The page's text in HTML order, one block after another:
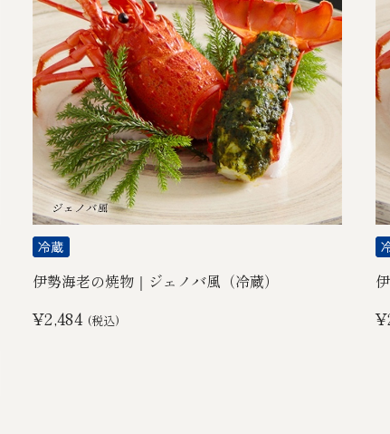
伊勢海老の焼物｜ジェノバ風（冷蔵）
¥2,484 (税込)